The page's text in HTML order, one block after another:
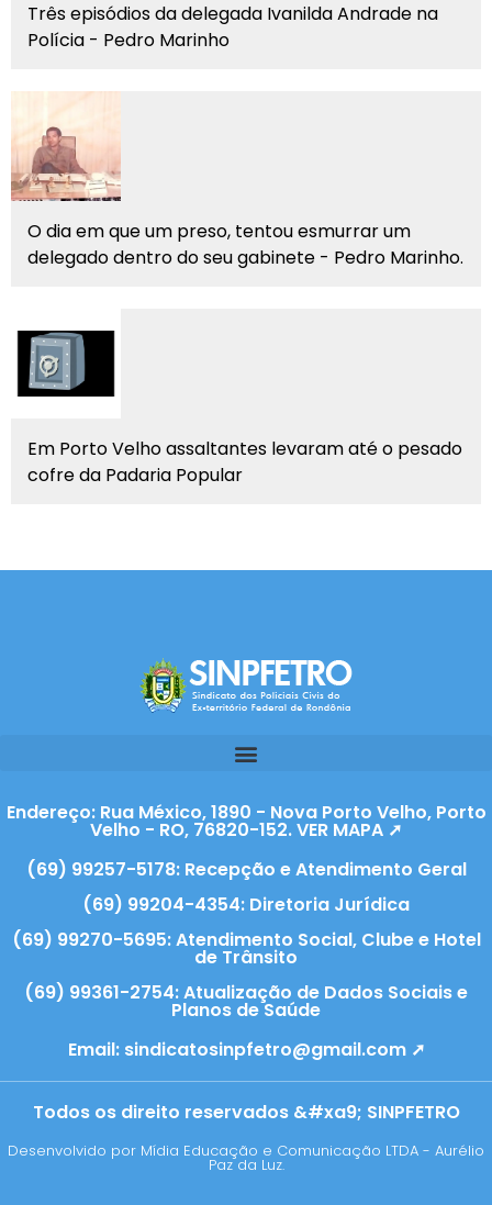
Três episódios da delegada Ivanilda Andrade na
Polícia - Pedro Marinho
O dia em que um preso, tentou esmurrar um
delegado dentro do seu gabinete - Pedro Marinho.
Em Porto Velho assaltantes levaram até o pesado
cofre da Padaria Popular
Endereço: Rua México, 1890 - Nova Porto Velho, Porto
Velho - RO, 76820-152. VER MAPA ➚
(69) 99257-5178: Recepção e Atendimento Geral
(69) 99204-4354: Diretoria Jurídica
(69) 99270-5695: Atendimento Social, Clube e Hotel
de Trânsito
(69) 99361-2754: Atualização de Dados Sociais e
Planos de Saúde
Email: sindicatosinpfetro@gmail.com ➚
Todos os direito reservados &#xa9; SINPFETRO
Desenvolvido por Mídia Educação e Comunicação LTDA - Aurélio
Paz da Luz.